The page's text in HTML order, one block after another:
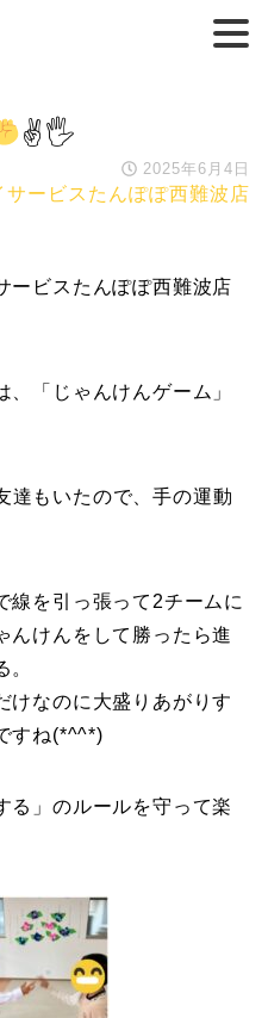
✌🖐
2025年6月4日
ービスたんぽぽ西難波店
ービスたんぽぽ西難波店
「じゃんけんゲーム」
達もいたので、手の運動
線を引っ張って2チームに
んけんをして勝ったら進
けなのに大盛りあがりす
すね(*^^*)
る」のルールを守って楽